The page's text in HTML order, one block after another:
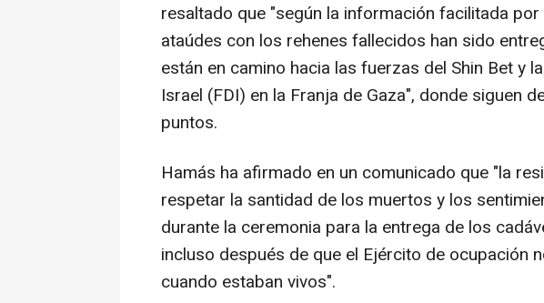
resaltado que "según la información facilitada
ataúdes con los rehenes fallecidos han sido
están en camino hacia las fuerzas del Shin Bet y
Israel (FDI) en la Franja de Gaza", donde siguen
puntos.
Hamás ha afirmado en un comunicado que "la
respetar la santidad de los muertos y los
durante la ceremonia para la entrega de los
incluso después de que el Ejército de ocupación
cuando estaban vivos".